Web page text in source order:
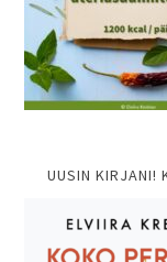
UUSIN KIRJANI!